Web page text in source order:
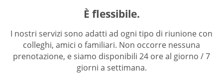
È flessibile.
I nostri servizi sono adatti ad ogni tipo di riunione con
colleghi, amici o familiari. Non occorre nessuna
prenotazione, e siamo disponibili 24 ore al giorno / 7
giorni a settimana.